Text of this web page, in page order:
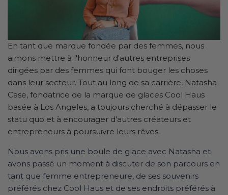
En tant que marque fondée par des femmes, nous
aimons mettre à l'honneur d'autres entreprises
dirigées par des femmes qui font bouger les choses
dans leur secteur. Tout au long de sa carrière, Natasha
Case, fondatrice de la marque de glaces Cool Haus
basée à Los Angeles, a toujours cherché à dépasser le
statu quo et à encourager d'autres créateurs et
entrepreneurs à poursuivre leurs rêves.
Nous avons pris une boule de glace avec Natasha et
avons passé un moment à discuter de son parcours en
tant que femme entrepreneure, de ses souvenirs
préférés chez Cool Haus et de ses endroits préférés à